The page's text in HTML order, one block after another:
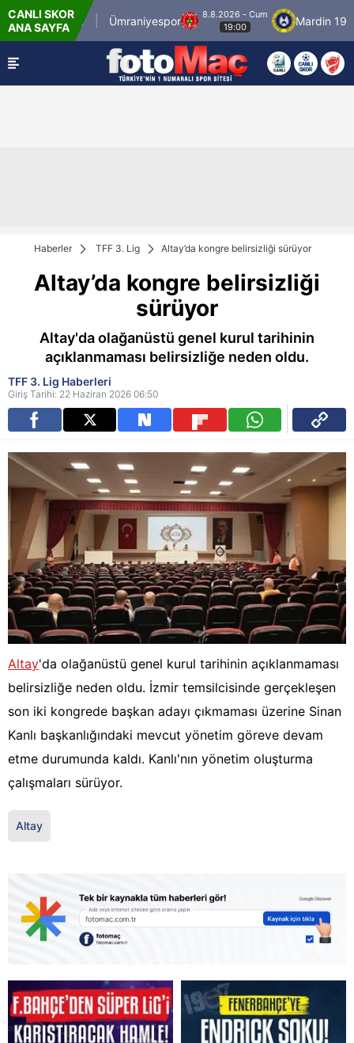
CANLI SKOR
ANA SAYFA
İstanbulspor Ümraniyespor
8.8.2026 - Cum
19:00
Mardin 1969
Haberler TFF 3. Lig Altay’da kongre belirsizliği sürüyor
Altay’da kongre belirsizliği
sürüyor
Altay'da olağanüstü genel kurul tarihinin
açıklanmaması belirsizliğe neden oldu.
TFF 3. Lig Haberleri
Giriş Tarihi: 22 Haziran 2026 06:50
Altay'da olağanüstü genel kurul tarihinin açıklanmaması
belirsizliğe neden oldu. İzmir temsilcisinde gerçekleşen
son iki kongrede başkan adayı çıkmaması üzerine Sinan
Kanlı başkanlığındaki mevcut yönetim göreve devam
etme durumunda kaldı. Kanlı'nın yönetim oluşturma
çalışmaları sürüyor.
Altay